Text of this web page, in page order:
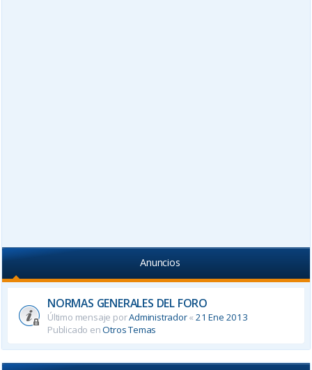
Anuncios
NORMAS GENERALES DEL FORO
Último mensaje porAdministrador«21 Ene 2013
Publicado enOtros Temas